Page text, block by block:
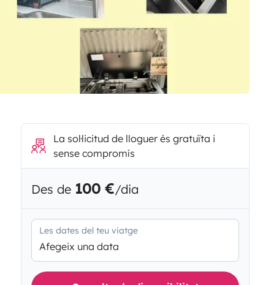
La sol·licitud de lloguer és gratuïta i
sense compromís
Des de 100 €/dia
Les dates del teu viatge
Afegeix una data